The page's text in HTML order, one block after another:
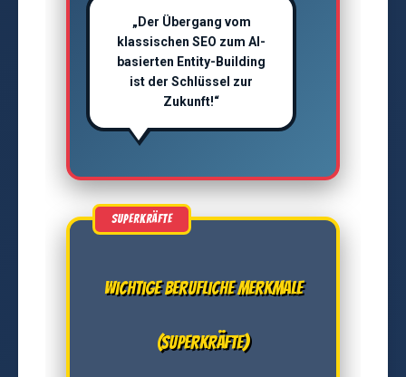
„Der Übergang vom
klassischen SEO zum AI-
basierten Entity-Building
ist der Schlüssel zur
Zukunft!“
Wichtige berufliche Merkmale
(Superkräfte)